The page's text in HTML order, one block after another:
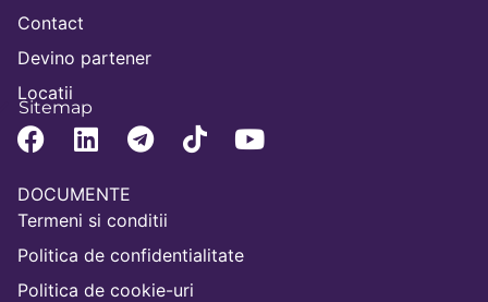
Contact
Devino partener
Locatii
Sitemap
DOCUMENTE
Termeni si conditii
Politica de confidentialitate
Politica de cookie-uri